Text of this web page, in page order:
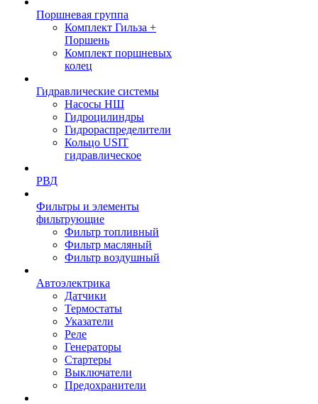
Поршневая группа
Комплект Гильза +
Поршень
Комплект поршневых
колец
Гидравлические системы
Насосы НШ
Гидроцилиндры
Гидрораспределители
Кольцо USIT
гидравлическое
РВД
Фильтры и элементы
фильтрующие
Фильтр топливный
Фильтр масляный
Фильтр воздушный
Автоэлектрика
Датчики
Термостаты
Указатели
Реле
Генераторы
Стартеры
Выключатели
Предохранители